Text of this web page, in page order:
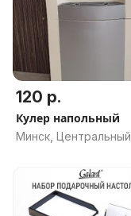
120 р.
Кулер напольный
Минск, Центральный